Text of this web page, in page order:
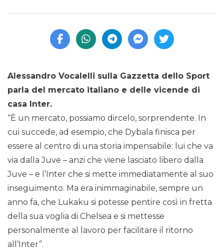
Alessandro Vocalelli sulla Gazzetta dello Sport
parla del mercato italiano e delle vicende di
casa Inter.
“È un mercato, possiamo dircelo, sorprendente. In
cui succede, ad esempio, che Dybala finisca per
essere al centro di una storia impensabile: lui che va
via dalla Juve – anzi che viene lasciato libero dalla
Juve – e l’Inter che si mette immediatamente al suo
inseguimento. Ma era inimmaginabile, sempre un
anno fa, che Lukaku si potesse pentire così in fretta
della sua voglia di Chelsea e si mettesse
personalmente al lavoro per facilitare il ritorno
all’Inter”.